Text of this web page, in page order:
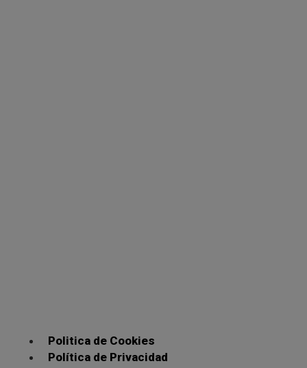
Politica de Cookies
Política de Privacidad